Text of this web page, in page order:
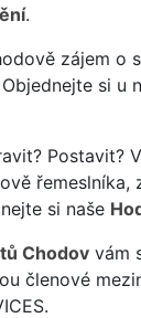
.
zájem o
si u
Postavit?
řemeslníka,
si naše
Chodov vám
členové